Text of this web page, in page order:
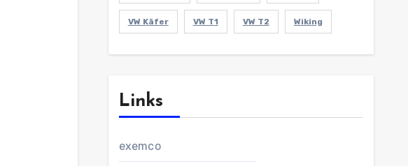
VW Käfer VW T1 VW T2 Wiking
Links
exemco